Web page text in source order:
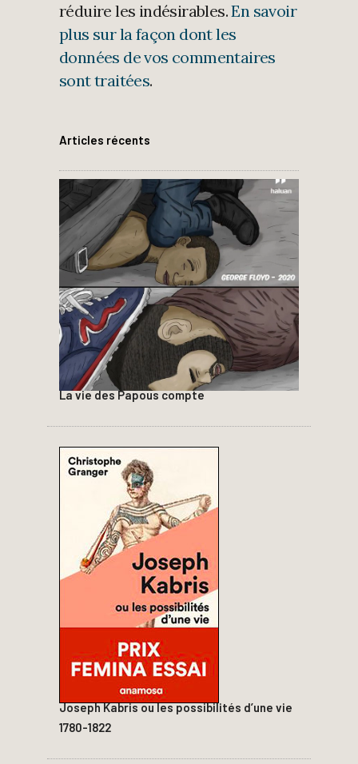
réduire les indésirables.En savoir
plus sur la façon dont les
données de vos commentaires
sont traitées.
Articles récents
La vie des Papous compte
Joseph Kabris ou les possibilités d’une vie
1780-1822